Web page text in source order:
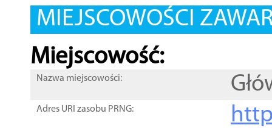
MIEJSCOWOŚCI
Miejscowość:
Nazwa miejscowości:
Adres URI zasobu PRNG: